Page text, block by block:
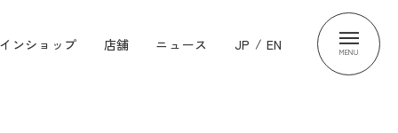
ンショップ 店舗 ニュース JP / EN MENU